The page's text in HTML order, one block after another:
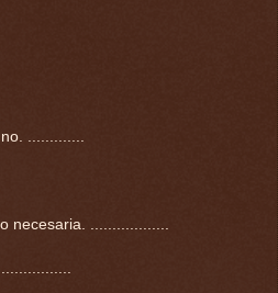
.............
necesaria. ..................